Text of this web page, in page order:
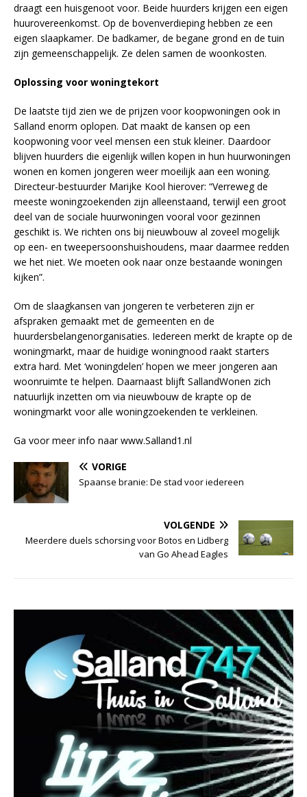
draagt een huisgenoot voor. Beide huurders krijgen een eigen
huurovereenkomst. Op de bovenverdieping hebben ze een
eigen slaapkamer. De badkamer, de begane grond en de tuin
zijn gemeenschappelijk. Ze delen samen de woonkosten.
Oplossing voor woningtekort
De laatste tijd zien we de prijzen voor koopwoningen ook in
Salland enorm oplopen. Dat maakt de kansen op een
koopwoning voor veel mensen een stuk kleiner. Daardoor
blijven huurders die eigenlijk willen kopen in hun huurwoningen
wonen en komen jongeren weer moeilijk aan een woning.
Directeur-bestuurder Marijke Kool hierover: “Verreweg de
meeste woningzoekenden zijn alleenstaand, terwijl een groot
deel van de sociale huurwoningen vooral voor gezinnen
geschikt is. We richten ons bij nieuwbouw al zoveel mogelijk
op een- en tweepersoonshuishoudens, maar daarmee redden
we het niet. We moeten ook naar onze bestaande woningen
kijken”.
Om de slaagkansen van jongeren te verbeteren zijn er
afspraken gemaakt met de gemeenten en de
huurdersbelangenorganisaties. Iedereen merkt de krapte op de
woningmarkt, maar de huidige woningnood raakt starters
extra hard. Met ‘woningdelen’ hopen we meer jongeren aan
woonruimte te helpen. Daarnaast blijft SallandWonen zich
natuurlijk inzetten om via nieuwbouw de krapte op de
woningmarkt voor alle woningzoekenden te verkleinen.
Ga voor meer info naar www.Salland1.nl
VORIGE
Spaanse branie: De stad voor iedereen
VOLGENDE
Meerdere duels schorsing voor Botos en Lidberg
van Go Ahead Eagles